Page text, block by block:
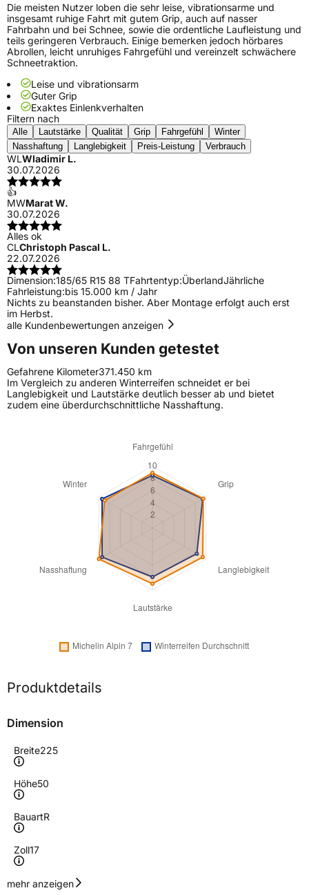
Die meisten Nutzer loben die sehr leise, vibrationsarme und
insgesamt ruhige Fahrt mit gutem Grip, auch auf nasser
Fahrbahn und bei Schnee, sowie die ordentliche Laufleistung und
teils geringeren Verbrauch. Einige bemerken jedoch hörbares
Abrollen, leicht unruhiges Fahrgefühl und vereinzelt schwächere
Schneetraktion.
Leise und vibrationsarm
Guter Grip
Exaktes Einlenkverhalten
Filtern nach
Alle Lautstärke Qualität Grip Fahrgefühl
Winter
Nasshaftung
Langlebigkeit Preis-Leistung Verbrauch
WLWladimir L.
30.07.2026
👍
MWMarat W.
30.07.2026
Alles ok
CLChristoph Pascal L.
22.07.2026
Dimension:185/65 R15 88 TFahrtentyp:ÜberlandJährliche
Fahrleistung:bis 15.000 km / Jahr
Nichts zu beanstanden bisher. Aber Montage erfolgt auch erst
im Herbst.
alle Kundenbewertungen anzeigen
Von unseren Kunden getestet
Gefahrene Kilometer371.450 km
Im Vergleich zu anderen Winterreifen schneidet er bei
Langlebigkeit und Lautstärke deutlich besser ab und bietet
zudem eine überdurchschnittliche Nasshaftung.
Produktdetails
Dimension
Breite225
Höhe50
BauartR
Zoll17
Geschwindigkeitsindex
mehr anzeigen